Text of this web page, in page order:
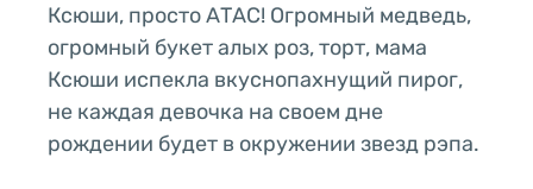
Ксюши, просто АТАС! Огромный медведь,
огромный букет алых роз, торт, мама
Ксюши испекла вкуснопахнущий пирог,
не каждая девочка на своем дне
рождении будет в окружении звезд рэпа.